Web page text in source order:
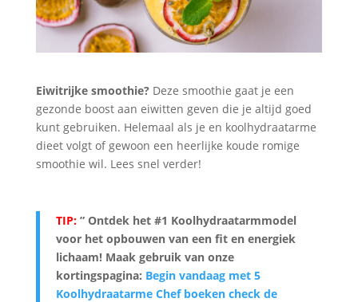
Eiwitrijke smoothie?Deze smoothie gaat je een
gezonde boost aan eiwitten geven die je altijd goed
kunt gebruiken. Helemaal als je en koolhydraatarme
dieet volgt of gewoon een heerlijke koude romige
smoothie wil. Lees snel verder!
TIP:” Ontdek het #1 Koolhydraatarmmodel
voor het opbouwen van een fit en energiek
lichaam! Maak gebruik van onze
kortingspagina: Begin vandaag met 5
Koolhydraatarme Chef boeken check de